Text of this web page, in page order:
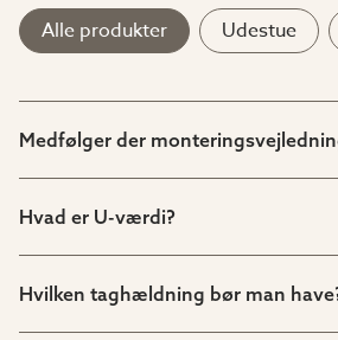
Alle produkter Udestue
Medfølger der
Hvad er U-værdi?
Hvilken taghældning bør man